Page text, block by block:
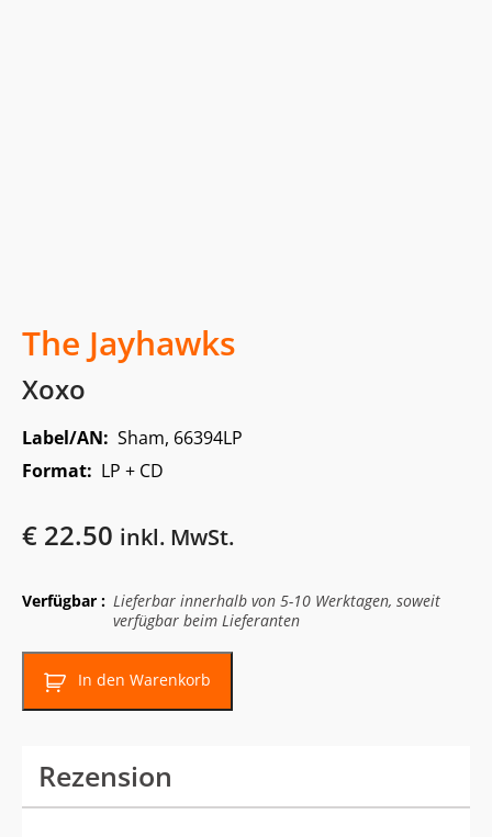
The Jayhawks
Xoxo
Label/AN: Sham, 66394LP
Format: LP + CD
€ 22.50 inkl. MwSt.
Verfügbar : Lieferbar innerhalb von 5-10 Werktagen, soweit
verfügbar beim Lieferanten
In den Warenkorb
Rezension